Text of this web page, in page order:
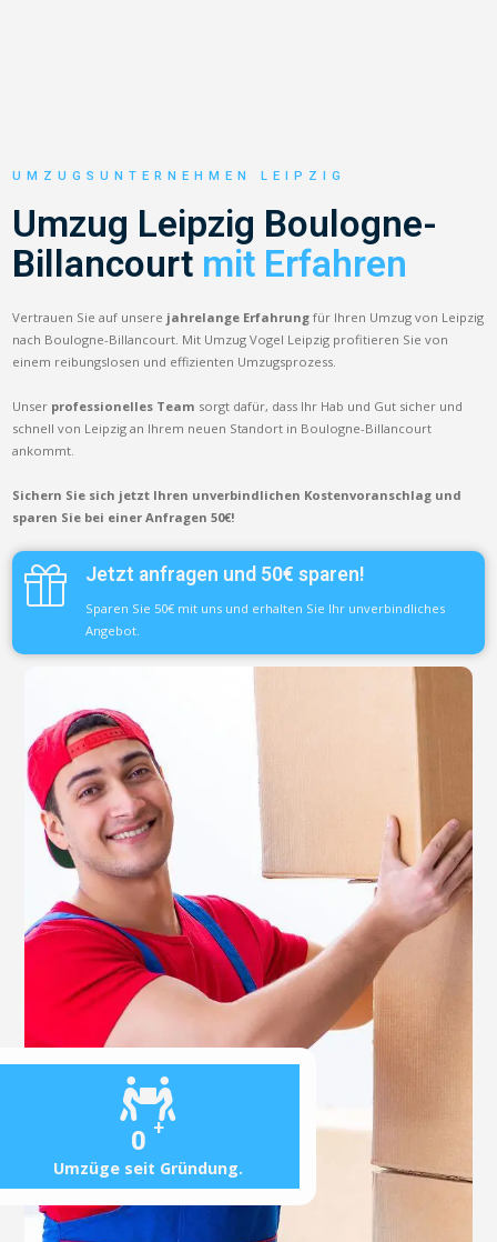
0 +
Umzüge seit Gründung.
UMZUGSUNTERNEHMEN LEIPZIG
Umzug Leipzig Boulogne-
Billancourt mit Erfahren
Vertrauen Sie auf unsere jahrelange Erfahrung für Ihren Umzug von Leipzig
nach Boulogne-Billancourt. Mit Umzug Vogel Leipzig profitieren Sie von
einem reibungslosen und effizienten Umzugsprozess.
Unser professionelles Team sorgt dafür, dass Ihr Hab und Gut sicher und
schnell von Leipzig an Ihrem neuen Standort in Boulogne-Billancourt
ankommt.
Sichern Sie sich jetzt Ihren unverbindlichen Kostenvoranschlag und
sparen Sie bei einer Anfragen 50€!
Jetzt anfragen und 50€ sparen!
Sparen Sie 50€ mit uns und erhalten Sie Ihr unverbindliches
Angebot.